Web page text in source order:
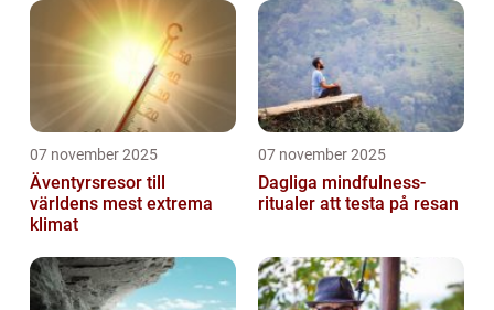
07 november 2025
Äventyrsresor till
världens mest extrema
klimat
07 november 2025
Dagliga mindfulness-
ritualer att testa på resan